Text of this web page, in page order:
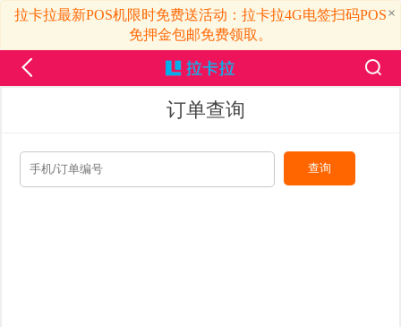
×
拉卡拉最新POS机限时免费送活动：拉卡拉4G电签扫码POS
免押金包邮免费领取。
订单查询